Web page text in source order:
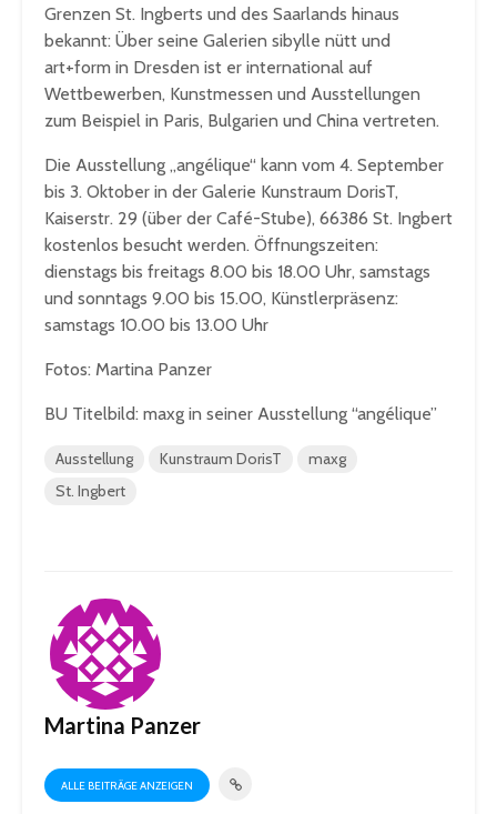
Grenzen St. Ingberts und des Saarlands hinaus
bekannt: Über seine Galerien sibylle nütt und
art+form in Dresden ist er international auf
Wettbewerben, Kunstmessen und Ausstellungen
zum Beispiel in Paris, Bulgarien und China vertreten.
Die Ausstellung „angélique“ kann vom 4. September
bis 3. Oktober in der Galerie Kunstraum DorisT,
Kaiserstr. 29 (über der Café-Stube), 66386 St. Ingbert
kostenlos besucht werden. Öffnungszeiten:
dienstags bis freitags 8.00 bis 18.00 Uhr, samstags
und sonntags 9.00 bis 15.00, Künstlerpräsenz:
samstags 10.00 bis 13.00 Uhr
Fotos: Martina Panzer
BU Titelbild: maxg in seiner Ausstellung “angélique”
Ausstellung Kunstraum DorisT
maxg
St. Ingbert
Martina Panzer
ALLE BEITRÄGE ANZEIGEN